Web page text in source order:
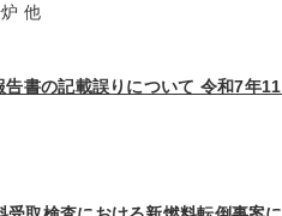
他
書の記載誤りについて 令和7年